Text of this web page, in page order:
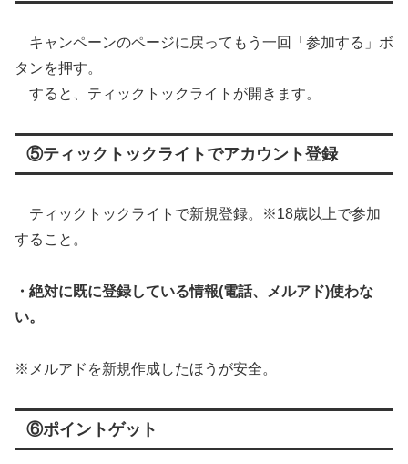
キャンペーンのページに戻ってもう一回「参加する」ボ
タンを押す。
すると、ティックトックライトが開きます。
⑤ティックトックライトでアカウント登録
ティックトックライトで新規登録。※18歳以上で参加
すること。
・絶対に既に登録している情報(電話、メルアド)使わな
い。
※メルアドを新規作成したほうが安全。
⑥ポイントゲット